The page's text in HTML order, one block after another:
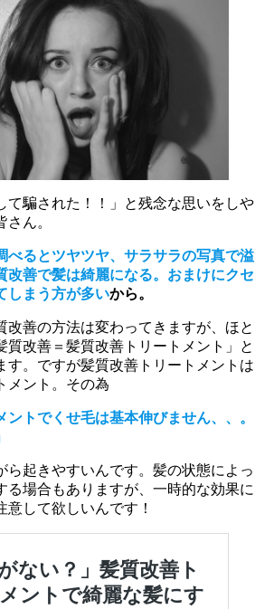
て騙された！！」と残念な思いをしや
ん。
べるとツヤツヤ、サラサラの写真で溢
改善で髪は綺麗になる。おまけにクセ
しまう方が多いから。
改善の方法は変わってきますが、ほと
質改善＝髪質改善トリートメント」と
す。ですが髪質改善トリートメントは
メント。その為
ントでくせ毛は基本伸びません、、。
ら起きやすいんです。髪の状態によっ
る場合もありますが、一時的な効果に
意して欲しいんです！